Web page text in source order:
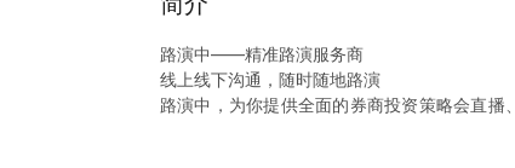
路演中——精准路演服务商
线上线下沟通，随时随地路演
路演中，为你提供全面的券商投资策略会直